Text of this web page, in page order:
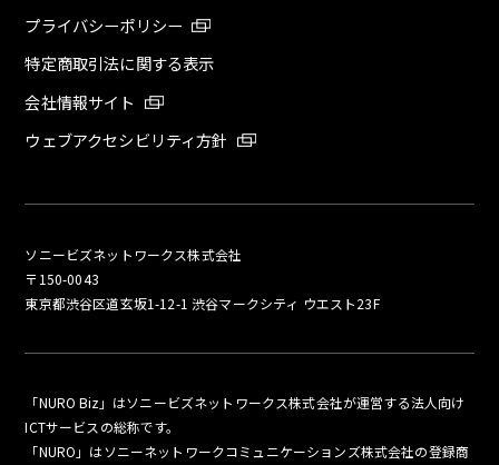
プライバシーポリシー
特定商取引法に関する表示
会社情報サイト
ウェブアクセシビリティ方針
ソニービズネットワークス株式会社
〒150-0043
東京都渋谷区道玄坂1-12-1 渋谷マークシティ ウエスト23F
「NURO Biz」はソニービズネットワークス株式会社が運営する法人向け
ICTサービスの総称です。
「NURO」はソニーネットワークコミュニケーションズ株式会社の登録商